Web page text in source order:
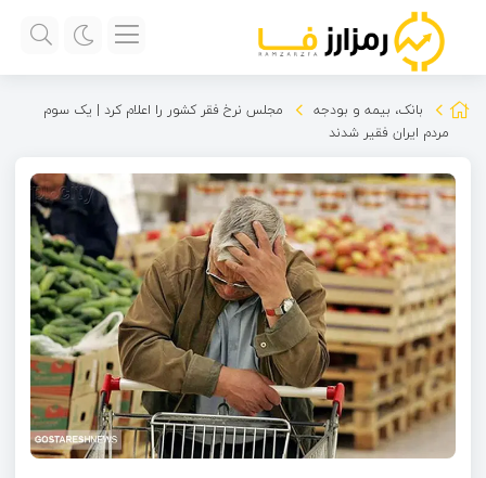
بانک، بیمه و بودجه
مجلس نرخ فقر کشور را اعلام کرد | یک سوم
مردم ایران فقیر شدند